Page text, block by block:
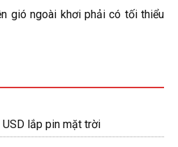
gió ngoài khơi phải có tối thiểu
lắp pin mặt trời